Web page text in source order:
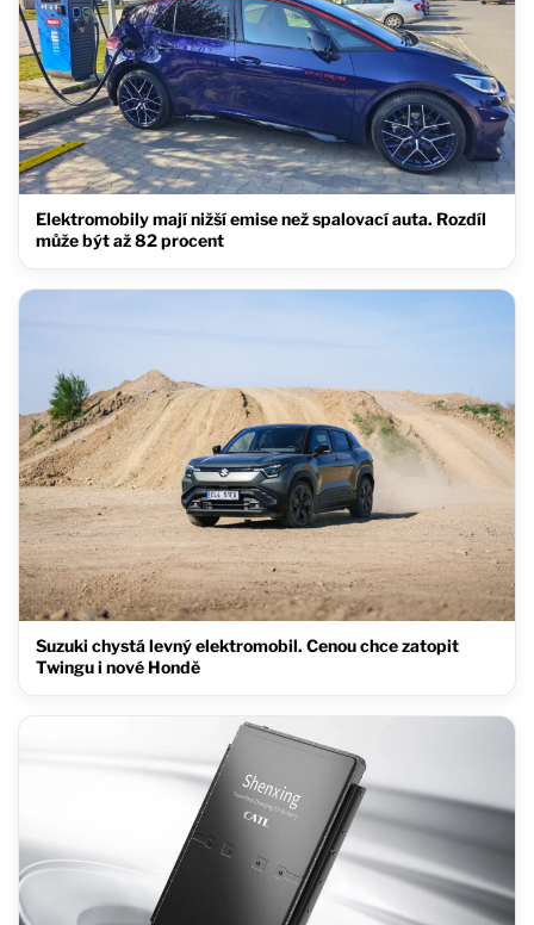
Elektromobily mají nižší emise než spalovací auta. Rozdíl
může být až 82 procent
Suzuki chystá levný elektromobil. Cenou chce zatopit
Twingu i nové Hondě